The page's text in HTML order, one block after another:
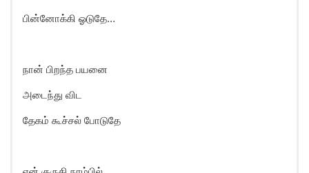
பின்னோக்கி ஓடுதே…
நான் பிறந்த பயனை
அடைந்து விட
தேகம் கூச்சல் போடுதே